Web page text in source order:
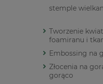
stemple
Tworzenie
foamiranu i
Embossing na
Złocenia na
gorąco